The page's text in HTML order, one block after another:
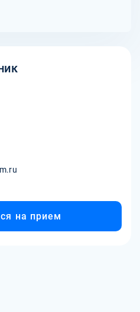
на прием